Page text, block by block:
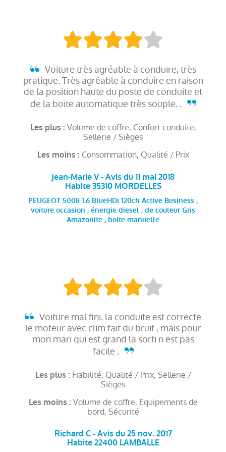
Voiture très agréable à conduire, très
pratique. Très agréable à conduire en raison
de la position haute du poste de conduite et
de la boite automatique très souple. .
Les plus : Volume de coffre, Confort conduite,
Sellerie / Sièges
Les moins : Consommation, Qualité / Prix
Jean-Marie V - Avis du 11 mai 2018
Habite 35310 MORDELLES
PEUGEOT 5008 1.6 BlueHDi 120ch Active Business ,
voiture occasion , énergie diesel , de couleur Gris
Amazonite , boite manuelle
Voiture mal fini. la conduite est correcte
le moteur avec clim fait du bruit , mais pour
mon mari qui est grand la sorti n est pas
facile .
Les plus : Fiabilité, Qualité / Prix, Sellerie /
Sièges
Les moins : Volume de coffre, Equipements de
bord, Sécurité
Richard C - Avis du 25 nov. 2017
Habite 22400 LAMBALLE